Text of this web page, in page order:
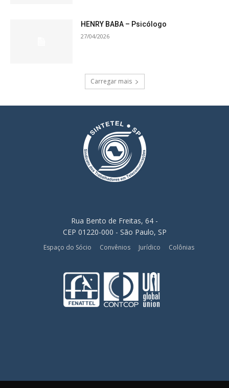
HENRY BABA – Psicólogo
27/04/2026
Carregar mais
Rua Bento de Freitas, 64 -
CEP 01220-000 - São Paulo, SP
Espaço do Sócio Convênios Jurídico Colônias